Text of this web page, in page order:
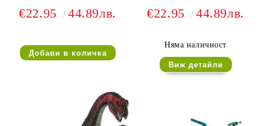
€22.95 44.89лв. €22.95 44.89лв.
Няма наличност
Виж детайли